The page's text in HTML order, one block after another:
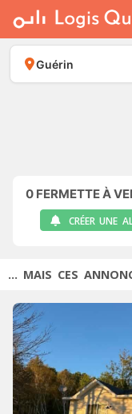
À LOUER
À VENDRE
PLACER UNE
Guérin
0 FERMETTE À
CRÉER UNE
... MAIS CES